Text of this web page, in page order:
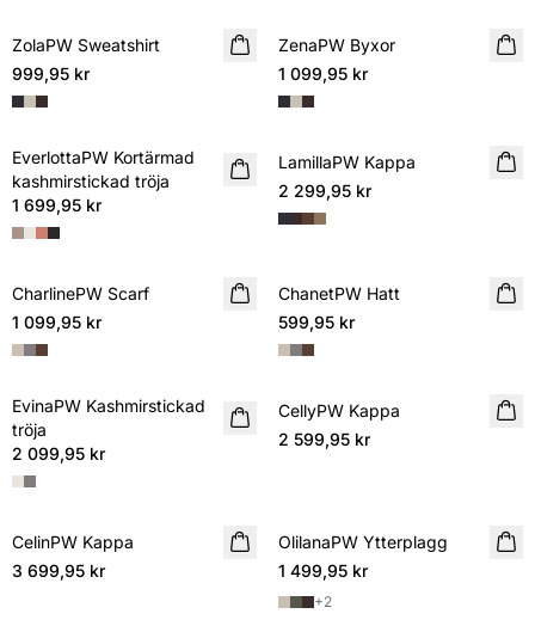
NYHET
ZolaPW Sweatshirt
999,95 kr
NYHET
ZenaPW Byxor
1 099,95 kr
NYHET
EverlottaPW Kortärmad
kashmirstickad tröja
1 699,95 kr
NYHET
LamillaPW Kappa
2 299,95 kr
NYHET
CharlinePW Scarf
1 099,95 kr
NYHET
ChanetPW Hatt
599,95 kr
NYHET
EvinaPW Kashmirstickad
tröja
2 099,95 kr
NYHET
CellyPW Kappa
2 599,95 kr
NYHET
CelinPW Kappa
3 699,95 kr
NYHET
OlilanaPW Ytterplagg
1 499,95 kr
+2